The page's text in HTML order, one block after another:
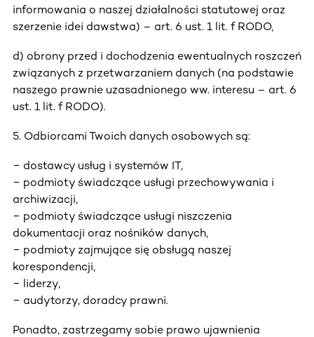
informowania o naszej działalności statutowej oraz
szerzenie idei dawstwa) – art. 6 ust. 1 lit. f RODO,
d) obrony przed i dochodzenia ewentualnych roszczeń
związanych z przetwarzaniem danych (na podstawie
naszego prawnie uzasadnionego ww. interesu – art. 6
ust. 1 lit. f RODO).
5. Odbiorcami Twoich danych osobowych są:
− dostawcy usług i systemów IT,
− podmioty świadczące usługi przechowywania i
archiwizacji,
− podmioty świadczące usługi niszczenia
dokumentacji oraz nośników danych,
− podmioty zajmujące się obsługą naszej
korespondencji,
− liderzy,
− audytorzy, doradcy prawni.
Ponadto, zastrzegamy sobie prawo ujawnienia